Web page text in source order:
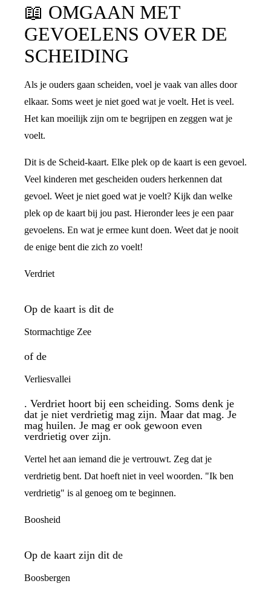
📖 OMGAAN MET
GEVOELENS OVER DE
SCHEIDING
Als je ouders gaan scheiden, voel je vaak van alles door
elkaar. Soms weet je niet goed wat je voelt. Het is veel.
Het kan moeilijk zijn om te begrijpen en zeggen wat je
voelt.
Dit is de Scheid-kaart. Elke plek op de kaart is een gevoel.
Veel kinderen met gescheiden ouders herkennen dat
gevoel. Weet je niet goed wat je voelt? Kijk dan welke
plek op de kaart bij jou past. Hieronder lees je een paar
gevoelens. En wat je ermee kunt doen. Weet dat je nooit
de enige bent die zich zo voelt!
Verdriet
Op de kaart is dit de
Stormachtige Zee
of de
Verliesvallei
. Verdriet hoort bij een scheiding. Soms denk je
dat je niet verdrietig mag zijn. Maar dat mag. Je
mag huilen. Je mag er ook gewoon even
verdrietig over zijn.
Vertel het aan iemand die je vertrouwt. Zeg dat je
verdrietig bent. Dat hoeft niet in veel woorden. "Ik ben
verdrietig" is al genoeg om te beginnen.
Boosheid
Op de kaart zijn dit de
Boosbergen